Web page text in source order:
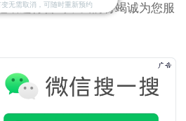
话进行咨询，我们将竭诚为您服
无需取消，可随时重新预约